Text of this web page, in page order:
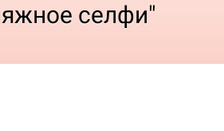
селфи"